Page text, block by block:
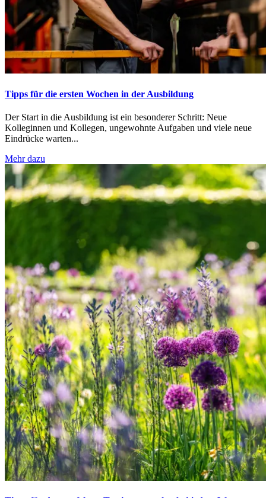
Tipps für die ersten Wochen in der Ausbildung
Der Start in die Ausbildung ist ein besonderer Schritt: Neue
Kolleginnen und Kollegen, ungewohnte Aufgaben und viele neue
Eindrücke warten...
Mehr dazu